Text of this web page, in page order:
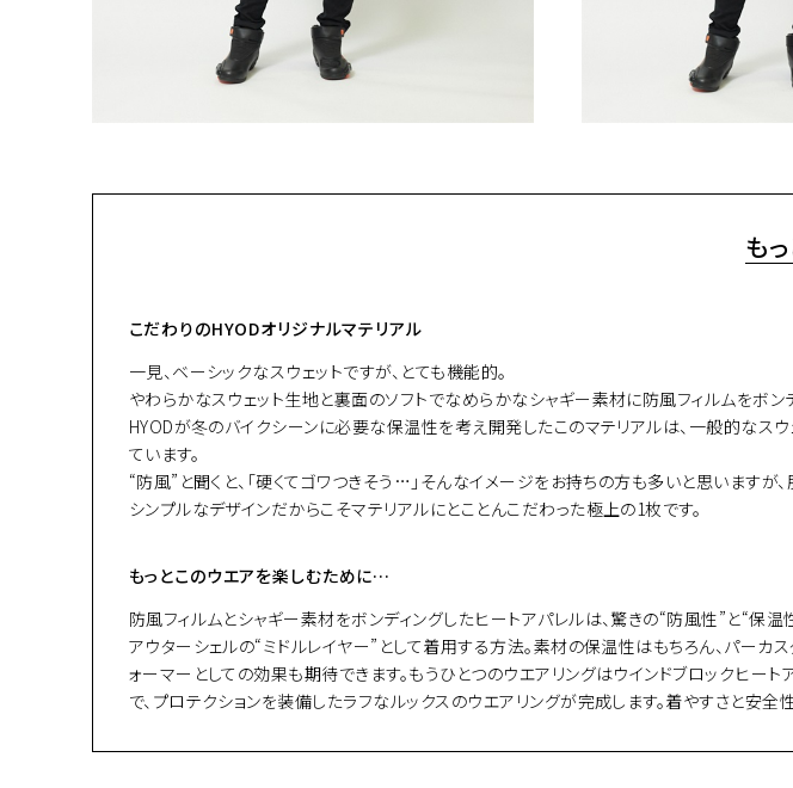
も
こだわりのHYODオリジナルマテリアル
一見、ベーシックなスウェットですが、とても機能的。
やわらかなスウェット生地と裏面のソフトでなめらかなシャギー素材に防風フィルムをボン
HYODが冬のバイクシーンに必要な保温性を考え開発したこのマテリアルは、一般的なス
ています。
“防風”と聞くと、「硬くてゴワつきそう…」そんなイメージをお持ちの方も多いと思いますが
シンプルなデザインだからこそマテリアルにとことんこだわった極上の1枚です。
もっとこのウエアを楽しむために…
防風フィルムとシャギー素材をボンディングしたヒートアパレルは、驚きの“防風性”と“保
アウターシェルの“ミドルレイヤー”として着用する方法。素材の保温性はもちろん、パーカ
ォーマーとしての効果も期待できます。もうひとつのウエアリングはウインドブロックヒー
で、プロテクションを装備したラフなルックスのウエアリングが完成します。着やすさと安